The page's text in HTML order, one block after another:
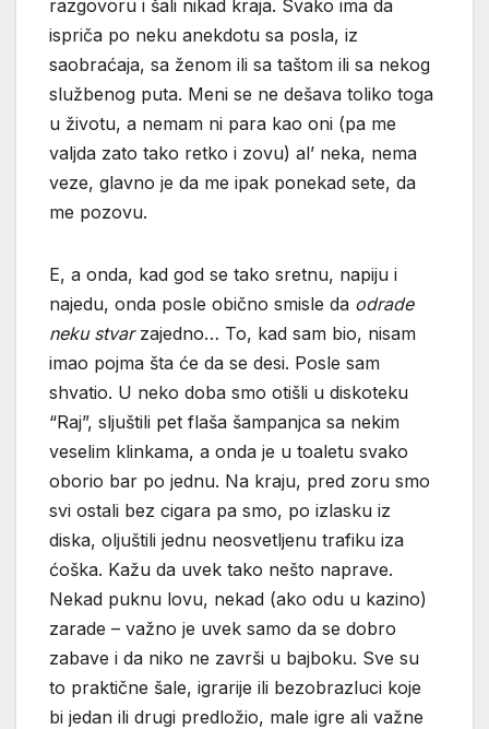
razgovoru i šali nikad kraja. Svako ima da
ispriča po neku anekdotu sa posla, iz
saobraćaja, sa ženom ili sa taštom ili sa nekog
službenog puta. Meni se ne dešava toliko toga
u životu, a nemam ni para kao oni (pa me
valjda zato tako retko i zovu) al’ neka, nema
veze, glavno je da me ipak ponekad sete, da
me pozovu.
E, a onda, kad god se tako sretnu, napiju i
najedu, onda posle obično smisle da odrade
neku stvarzajedno… To, kad sam bio, nisam
imao pojma šta će da se desi. Posle sam
shvatio. U neko doba smo otišli u diskoteku
“Raj”, sljuštili pet flaša šampanjca sa nekim
veselim klinkama, a onda je u toaletu svako
oborio bar po jednu. Na kraju, pred zoru smo
svi ostali bez cigara pa smo, po izlasku iz
diska, oljuštili jednu neosvetljenu trafiku iza
ćoška. Kažu da uvek tako nešto naprave.
Nekad puknu lovu, nekad (ako odu u kazino)
zarade – važno je uvek samo da se dobro
zabave i da niko ne završi u bajboku. Sve su
to praktične šale, igrarije ili bezobrazluci koje
bi jedan ili drugi predložio, male igre ali važne